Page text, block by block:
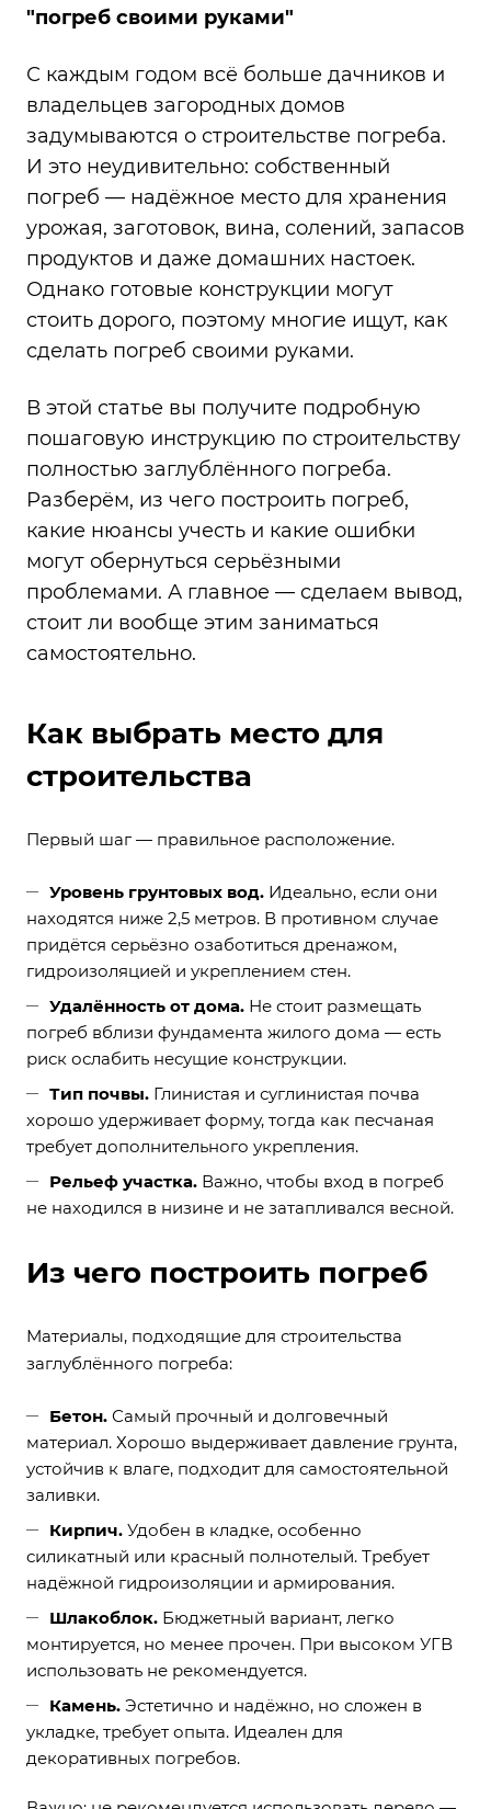
"погреб своими руками"
С каждым годом всё больше дачников и
владельцев загородных домов
задумываются о строительстве погреба.
И это неудивительно: собственный
погреб — надёжное место для хранения
урожая, заготовок, вина, солений, запасов
продуктов и даже домашних настоек.
Однако готовые конструкции могут
стоить дорого, поэтому многие ищут, как
сделать погреб своими руками.
В этой статье вы получите подробную
пошаговую инструкцию по строительству
полностью заглублённого погреба.
Разберём, из чего построить погреб,
какие нюансы учесть и какие ошибки
могут обернуться серьёзными
проблемами. А главное — сделаем вывод,
стоит ли вообще этим заниматься
самостоятельно.
Как выбрать место для
строительства
Первый шаг — правильное расположение.
Уровень грунтовых вод. Идеально, если они
находятся ниже 2,5 метров. В противном случае
придётся серьёзно озаботиться дренажом,
гидроизоляцией и укреплением стен.
Удалённость от дома. Не стоит размещать
погреб вблизи фундамента жилого дома — есть
риск ослабить несущие конструкции.
Тип почвы. Глинистая и суглинистая почва
хорошо удерживает форму, тогда как песчаная
требует дополнительного укрепления.
Рельеф участка. Важно, чтобы вход в погреб
не находился в низине и не затапливался весной.
Из чего построить погреб
Материалы, подходящие для строительства
заглублённого погреба:
Бетон. Самый прочный и долговечный
материал. Хорошо выдерживает давление грунта,
устойчив к влаге, подходит для самостоятельной
заливки.
Кирпич. Удобен в кладке, особенно
силикатный или красный полнотелый. Требует
надёжной гидроизоляции и армирования.
Шлакоблок. Бюджетный вариант, легко
монтируется, но менее прочен. При высоком УГВ
использовать не рекомендуется.
Камень. Эстетично и надёжно, но сложен в
укладке, требует опыта. Идеален для
декоративных погребов.